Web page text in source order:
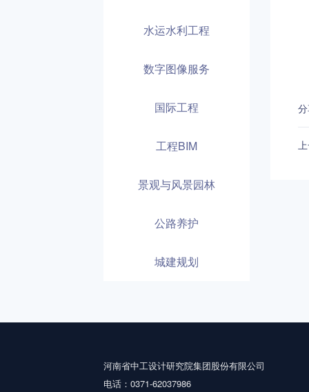
水运水利工程
数字图像服务
国际工程
工程BIM
景观与风景园林
公路养护
城建规划
河南省中工设计研究院集团股份有限公司
电话：0371-62037986